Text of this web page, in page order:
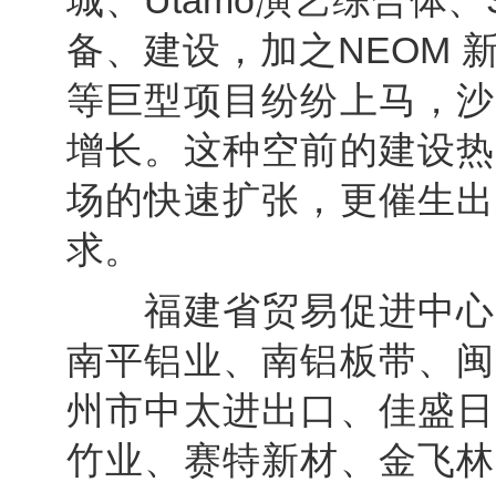
备、建设，加之NEOM
等巨型项目纷纷上马，
增长。这种空前的建设
场的快速扩张，更催生
求。
福建省贸易促进中心
南平铝业、南铝板带、
州市中太进出口、佳盛
竹业、赛特新材、金飞